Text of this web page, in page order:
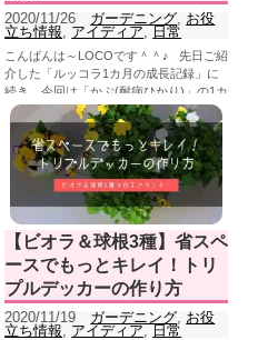
2020/11/26 ガーデニング お役
立ち情報
アイディア 日常
こんばんは～LOCOです＾＾♪ 先日ご紹
介した「ルッコラ1カ月の成長記録」に
続き、今回は「かぶ(耐病ひかり)」の1カ
月成長記録をつけ...
【ビオラ＆球根3種】省スペ
ースでもっとキレイ！トリ
プルデッカーの作り方
2020/11/19 ガーデニング お役
立ち情報
アイディア 日常